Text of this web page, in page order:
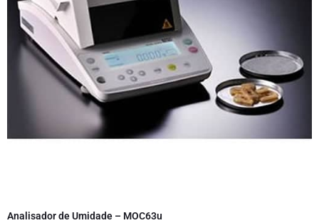
Analisador de Umidade – MOC63u